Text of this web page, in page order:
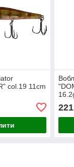
col.19 11cm
221